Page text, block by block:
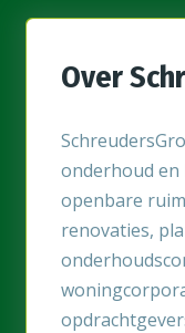
Ploegen
Snel
Regelmatig
Over
onderhoud en
openbare
renovaties,